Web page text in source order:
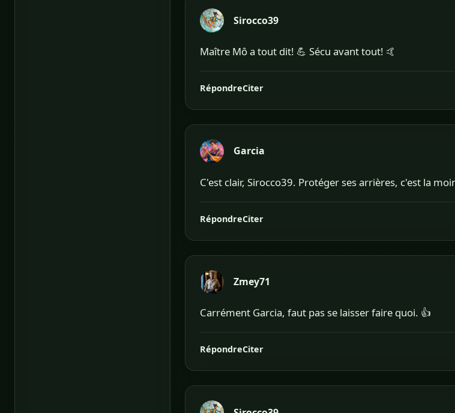
Sirocco39
Maître Mô a tout dit! 💪 Sécu avant tout! 🤙
RépondreCiter
Garcia
C'est clair, Sirocco39. Protéger ses arrières, c'est la
RépondreCiter
Zmey71
Carrément Garcia, faut pas se laisser faire quoi. 👍
RépondreCiter